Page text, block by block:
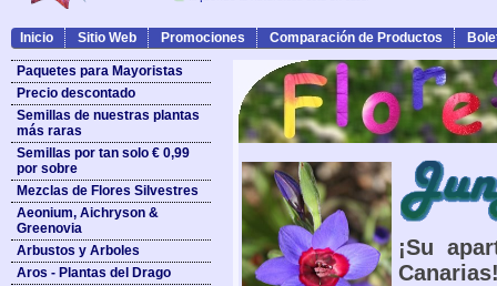
Inicio Sitio Web Promociones Comparación de Productos
Paquetes para Mayoristas
Precio descontado
Semillas de nuestras plantas
más raras
Semillas por tan solo € 0,99
por sobre
Mezclas de Flores Silvestres
Aeonium, Aichryson &
Greenovia
Arbustos y Arboles
Aros - Plantas del Drago
¡Su